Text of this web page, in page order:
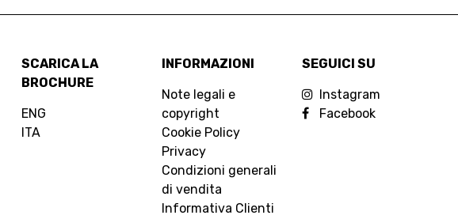
SCARICA LA
BROCHURE
ENG
ITA
INFORMAZIONI
Note legali e
copyright
Cookie Policy
Privacy
Condizioni generali
di vendita
Informativa Clienti
SEGUICI SU
Instagram
Facebook